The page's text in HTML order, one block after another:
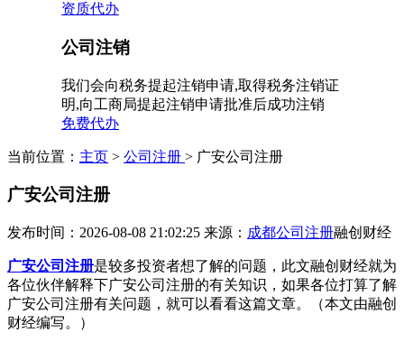
资质代办
公司注销
我们会向税务提起注销申请,取得税务注销证
明,向工商局提起注销申请批准后成功注销
免费代办
当前位置： 主页 > 公司注册 > 广安公司注册
广安公司注册
发布时间：2026-08-08 21:02:25 来源： 成都公司注册融创财经
广安公司注册是较多投资者想了解的问题，此文融创财经就为
各位伙伴解释下广安公司注册的有关知识，如果各位打算了解
广安公司注册有关问题，就可以看看这篇文章。（本文由融创
财经编写。）